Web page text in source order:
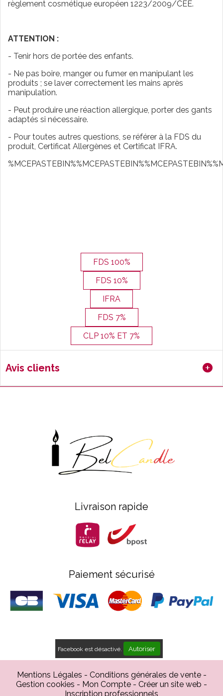
règlement cosmétique européen 1223/2009/CEE.
ATTENTION :
- Tenir hors de portée des enfants.
- Ne pas boire, manger ou fumer en manipulant les
produits ; se laver correctement les mains après
manipulation.
- Peut produire une réaction allergique, porter des gants
adaptés si nécessaire.
- Pour toutes autres questions, se référer à la FDS du
produit, Certificat Allergènes et Certificat IFRA.
FDS 100%
FDS 10%
IFRA
FDS 7%
CLP 10% ET 7%
Avis clients
Livraison rapide
Paiement sécurisé
Facebook est désactivé. Autoriser
Mentions Légales
Conditions générales de vente
Gestion cookies
Mon Compte
Créer un site web
Inscription professionnels